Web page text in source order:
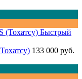
Быстрый
133 000 руб.